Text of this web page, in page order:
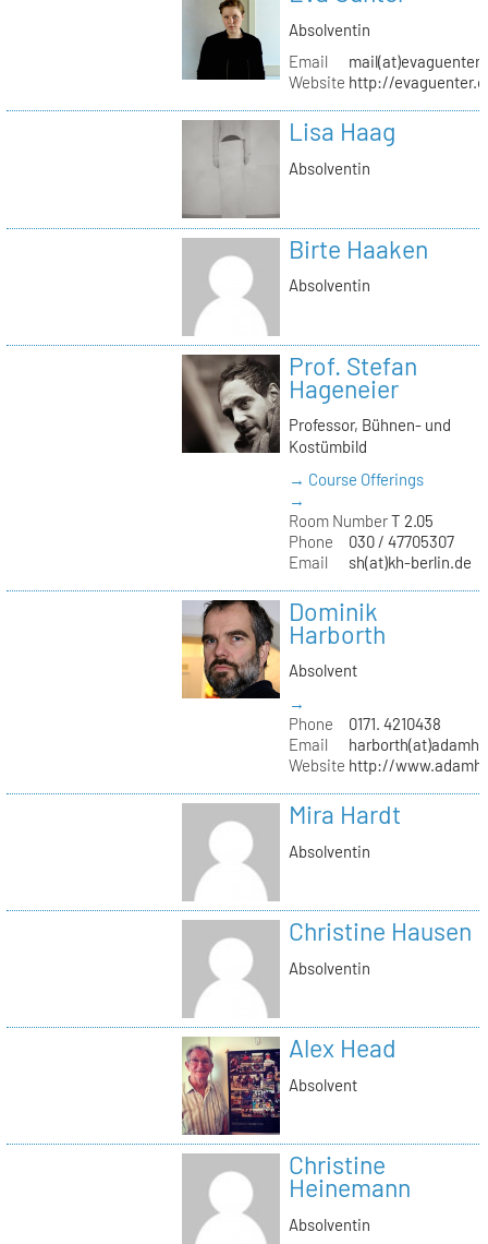
Absolventin
Email
Website http://
Lisa Haag
Absolventin
Birte Haaken
Absolventin
Prof. Stefan
Hageneier
Professor, Bühnen- und
Kostümbild
→ Course Offerings
→
Room NumberT 2.05
Phone
030 / 47705307
Email
sh(at)kh-berlin.de
Dominik
Harborth
Absolvent
→
Phone
0171. 4210438
Email
Website http://
Mira Hardt
Absolventin
Christine Hausen
Absolventin
Alex Head
Absolvent
Christine
Heinemann
Absolventin